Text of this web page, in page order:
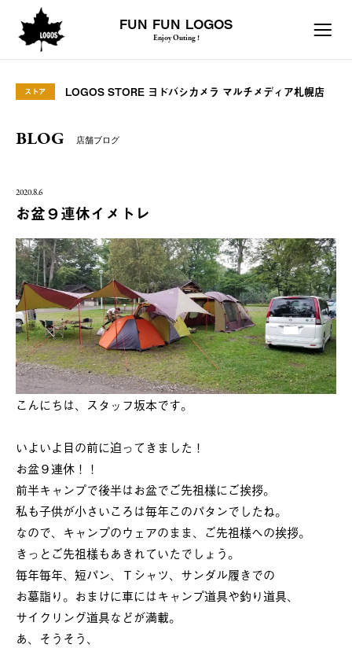
FUN FUN LOGOS
Enjoy Outing !
ストア LOGOS STORE ヨドバシカメラ マルチメディア札幌店
BLOG 店舗ブログ
2020.8.6
お盆９連休イメトレ
こんにちは、スタッフ坂本です。
いよいよ目の前に迫ってきました！
お盆９連休！！
前半キャンプで後半はお盆でご先祖様にご挨拶。
私も子供が小さいころは毎年このパタンでしたね。
なので、キャンプのウェアのまま、ご先祖様への挨拶。
きっとご先祖様もあきれていたでしょう。
毎年毎年、短パン、Ｔシャツ、サンダル履きでの
お墓詣り。おまけに車にはキャンプ道具や釣り道具、
サイクリング道具などが満載。
あ、そうそう、